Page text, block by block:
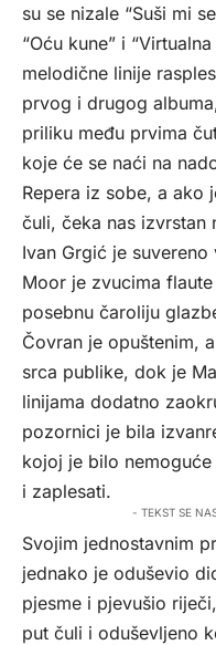
su se nizale “Suši mi
“Oću kune” i
melodične linije
prvog i drugog
priliku među prvima
koje će se naći na
Repera iz sobe, a ako
čuli, čeka nas izvrstan
Ivan Grgić je
Moor je zvucima
posebnu čaroliju
Čovran je opuštenim,
srca publike, dok je
linijama dodatno
pozornici je bila
kojoj je bilo
i zaplesati.
- TEKST SE
Svojim jednostavnim
jednako je oduševio
pjesme i pjevušio
put čuli i oduševljeno